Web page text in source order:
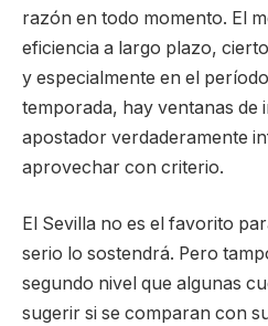
razón en todo momento. El
eficiencia a largo plazo,
y especialmente en el
temporada, hay ventanas de
apostador verdaderamente
aprovechar con criterio.
El Sevilla no es el favorito
serio lo sostendrá. Pero
segundo nivel que algunas
sugerir si se comparan con